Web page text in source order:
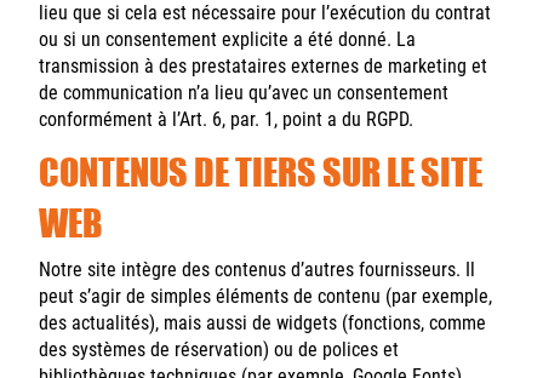
lieu que si cela est nécessaire pour l’exécution du contrat
ou si un consentement explicite a été donné. La
transmission à des prestataires externes de marketing et
de communication n’a lieu qu’avec un consentement
conformément à l’Art. 6, par. 1, point a du RGPD.
CONTENUS DE TIERS SUR LE SITE
WEB
Notre site intègre des contenus d’autres fournisseurs. Il
peut s’agir de simples éléments de contenu (par exemple,
des actualités), mais aussi de widgets (fonctions, comme
des systèmes de réservation) ou de polices et